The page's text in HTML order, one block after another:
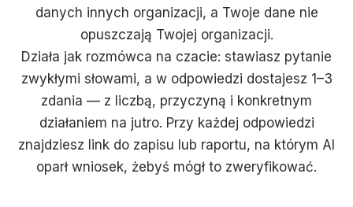
danych innych organizacji, a Twoje dane nie
opuszczają Twojej organizacji.
Działa jak rozmówca na czacie: stawiasz pytanie
zwykłymi słowami, a w odpowiedzi dostajesz 1–3
zdania — z liczbą, przyczyną i konkretnym
działaniem na jutro. Przy każdej odpowiedzi
znajdziesz link do zapisu lub raportu, na którym AI
oparł wniosek, żebyś mógł to zweryfikować.